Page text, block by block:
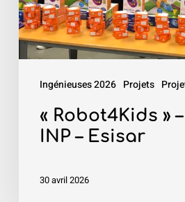
Ingénieuses 2026 Projets
–
Esisar
« Robot4Kids »
INP – Esisar
30 avril 2026